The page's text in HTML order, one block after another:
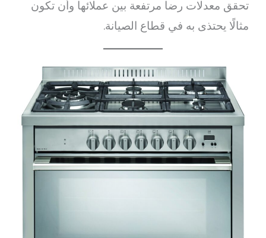
تحقق معدلات رضا مرتفعة بين عملائها وأن تكون
مثالًا يحتذى به في قطاع الصيانة.